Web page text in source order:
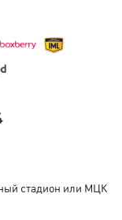
стадион или МЦК